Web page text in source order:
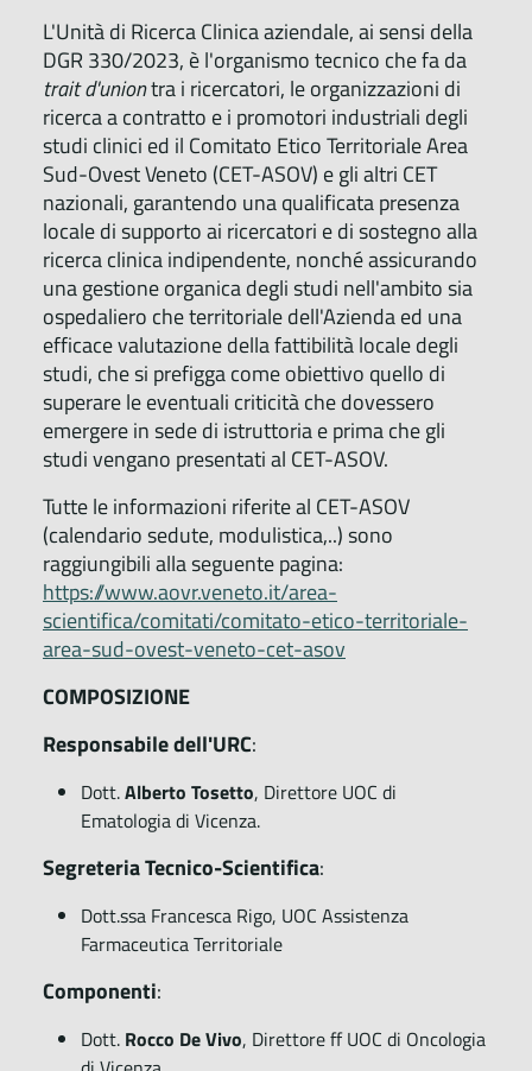
L'Unità di Ricerca Clinica aziendale, ai sensi della
DGR 330/2023, è l'organismo tecnico che fa da
trait d'uniontra i ricercatori, le organizzazioni di
ricerca a contratto e i promotori industriali degli
studi clinici ed il Comitato Etico Territoriale Area
Sud-Ovest Veneto (CET-ASOV) e gli altri CET
nazionali, garantendo una qualificata presenza
locale di supporto ai ricercatori e di sostegno alla
ricerca clinica indipendente, nonché assicurando
una gestione organica degli studi nell'ambito sia
ospedaliero che territoriale dell'Azienda ed una
efficace valutazione della fattibilità locale degli
studi, che si prefigga come obiettivo quello di
superare le eventuali criticità che dovessero
emergere in sede di istruttoria e prima che gli
studi vengano presentati al CET-ASOV.
Tutte le informazioni riferite al CET-ASOV
(calendario sedute, modulistica,..) sono
raggiungibili alla seguente pagina:
https://www.aovr.veneto.it/area-
scientifica/comitati/comitato-etico-territoriale-
area-sud-ovest-veneto-cet-asov
COMPOSIZIONE
Responsabile dell'URC:
Dott.Alberto Tosetto, Direttore UOC di
Ematologia di Vicenza.
Segreteria Tecnico-Scientifica:
Dott.ssa Francesca Rigo, UOC Assistenza
Farmaceutica Territoriale
Componenti:
Dott. Rocco De Vivo, Direttore ff UOC di Oncologia